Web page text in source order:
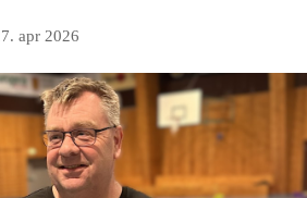
apr 2026